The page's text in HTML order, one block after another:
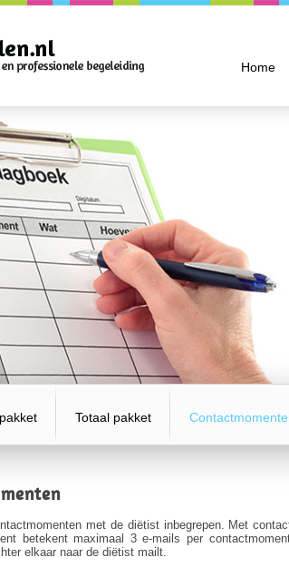
Home
Totaal pakket
met de diëtist inbegrepen. Met
betekent maximaal 3 e-mails per
elkaar naar de diëtist mailt.